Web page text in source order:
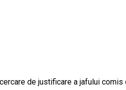
de justificare a jafului comis